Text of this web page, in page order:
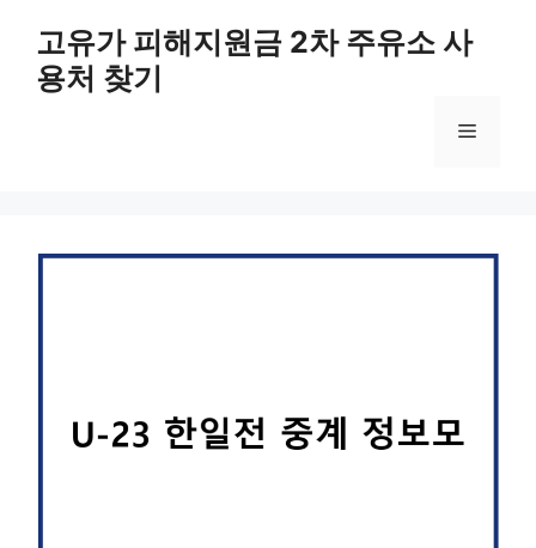
고유가 피해지원금 2차 주유소 사
용처 찾기
메